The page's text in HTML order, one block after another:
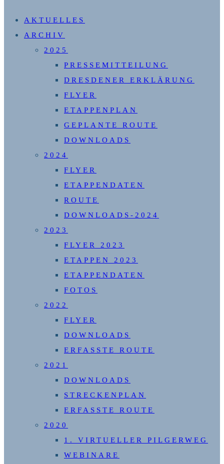
UMSCHALTEN
AKTUELLES
ARCHIV
2025
PRESSEMITTEILUNG
DRESDENER ERKLÄRUNG
FLYER
ETAPPENPLAN
GEPLANTE ROUTE
DOWNLOADS
2024
FLYER
ETAPPENDATEN
ROUTE
DOWNLOADS-2024
2023
FLYER 2023
ETAPPEN 2023
ETAPPENDATEN
FOTOS
2022
FLYER
DOWNLOADS
ERFASSTE ROUTE
2021
DOWNLOADS
STRECKENPLAN
ERFASSTE ROUTE
2020
1. VIRTUELLER PILGERWEG
WEBINARE